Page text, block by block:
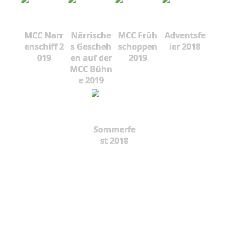
MCC Narr
enschiff 2
019
Närrische
s Gescheh
en auf der
MCC Bühn
e 2019
MCC Früh
schoppen
2019
Adventsfe
ier 2018
Sommerfe
st 2018